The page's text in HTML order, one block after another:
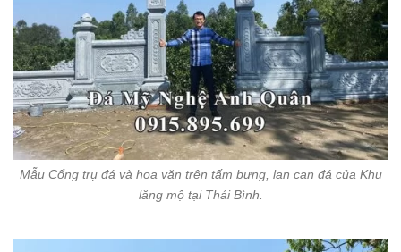
Mẫu Cổng trụ đá và hoa văn trên tấm bưng, lan can đá của Khu
lăng mộ tại Thái Bình.